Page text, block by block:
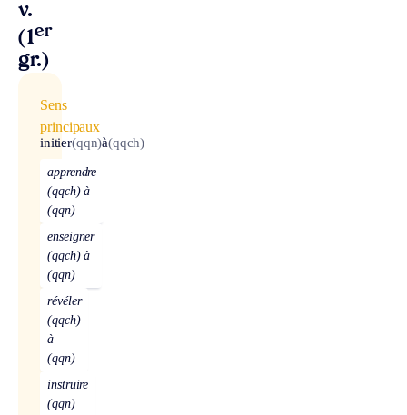
v.
(1er
gr.)
Sens
principaux
initier(qqn)à(qqch)
apprendre
(qqch) à
(qqn)
enseigner
(qqch) à
(qqn)
révéler
(qqch)
à
(qqn)
instruire
(qqn)